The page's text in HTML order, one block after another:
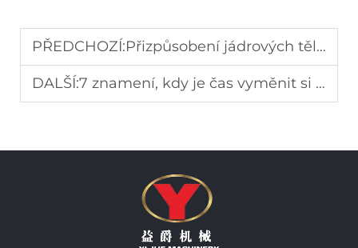
PŘEDCHOZÍ:Přizpůsobení jádrových těles: Nástroje šité na míru pro vaše vrtací potřeby
DALŠÍ:7 znamení, kdy je čas vyměnit si protézy s kulovými zuby (než bude pozdě)